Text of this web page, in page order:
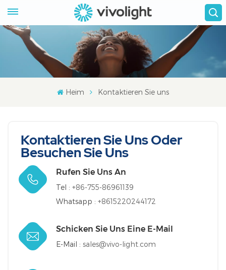
Heim Kontaktieren Sie uns
Kontaktieren Sie Uns Oder
Besuchen Sie Uns
Rufen Sie Uns An
Tel :+86-755-86961139
Whatsapp :+8615220244172
Schicken Sie Uns Eine E-Mail
E-Mail :sales@vivo-light.com